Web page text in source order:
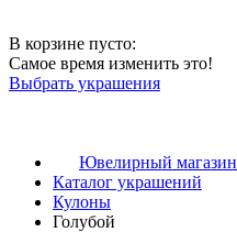
В корзине пусто:
Самое время изменить это!
Выбрать украшения
Ювелирный магазин
Каталог украшений
Кулоны
Голубой